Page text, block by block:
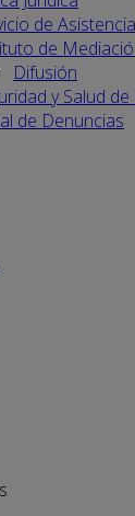
de
de
Difusión
y Salud
de Denuncias